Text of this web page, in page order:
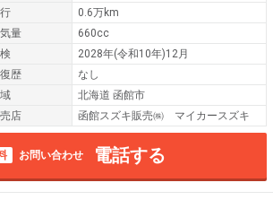
0.6万km
量
660cc
2028年(令和10年)12月
歴
なし
北海道 函館市
店
函館スズキ販売㈱ マイカースズキ
お問い合わせ 電話する